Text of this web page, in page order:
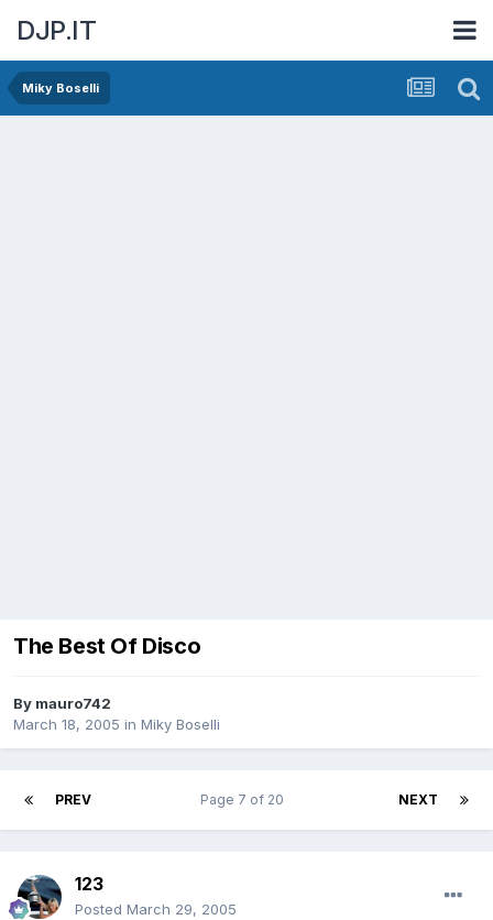
DJP.IT
Miky Boselli
The Best Of Disco
By mauro742
March 18, 2005 in Miky Boselli
PREV NEXT
Page 7 of 20
123
Posted March 29, 2005